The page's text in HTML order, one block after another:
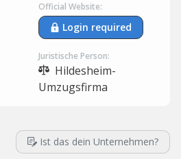
Official Website:
Login required
Juristische Person:
Hildesheim-
Umzugsfirma
Ist das dein Unternehmen?